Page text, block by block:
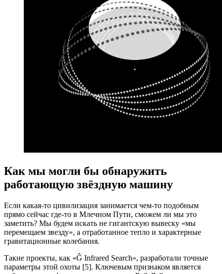
Как мы могли бы обнаружить
работающую звёздную машину
Если какая-то цивилизация занимается чем-то подобным
прямо сейчас где-то в Млечном Пути, сможем ли мы это
заметить? Мы будем искать не гигантскую вывеску «мы
перемещаем звезду», а отработанное тепло и характерные
гравитационные колебания.
Такие проекты, как «Ĝ Infrared Search», разработали точные
параметры этой охоты [5]. Ключевым признаком является